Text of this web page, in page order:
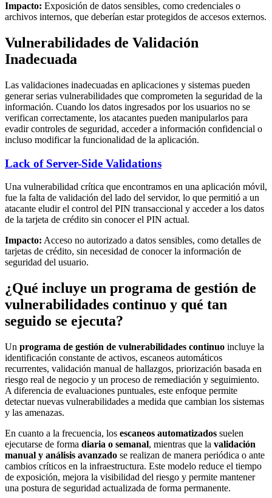
Impacto: Exposición de datos sensibles, como credenciales o
archivos internos, que deberían estar protegidos de accesos externos.
Vulnerabilidades de Validación
Inadecuada
Las validaciones inadecuadas en aplicaciones y sistemas pueden
generar serias vulnerabilidades que comprometen la seguridad de la
información. Cuando los datos ingresados por los usuarios no se
verifican correctamente, los atacantes pueden manipularlos para
evadir controles de seguridad, acceder a información confidencial o
incluso modificar la funcionalidad de la aplicación.
Lack of Server-Side Validations
Una vulnerabilidad crítica que encontramos en una aplicación móvil,
fue la falta de validación del lado del servidor, lo que permitió a un
atacante eludir el control del PIN transaccional y acceder a los datos
de la tarjeta de crédito sin conocer el PIN actual.
Impacto: Acceso no autorizado a datos sensibles, como detalles de
tarjetas de crédito, sin necesidad de conocer la información de
seguridad del usuario.
¿Qué incluye un programa de gestión de
vulnerabilidades continuo y qué tan
seguido se ejecuta?
Un programa de gestión de vulnerabilidades continuo incluye la
identificación constante de activos, escaneos automáticos
recurrentes, validación manual de hallazgos, priorización basada en
riesgo real de negocio y un proceso de remediación y seguimiento.
A diferencia de evaluaciones puntuales, este enfoque permite
detectar nuevas vulnerabilidades a medida que cambian los sistemas
y las amenazas.
En cuanto a la frecuencia, los escaneos automatizados suelen
ejecutarse de forma diaria o semanal, mientras que la validación
manual y análisis avanzado se realizan de manera periódica o ante
cambios críticos en la infraestructura. Este modelo reduce el tiempo
de exposición, mejora la visibilidad del riesgo y permite mantener
una postura de seguridad actualizada de forma permanente.